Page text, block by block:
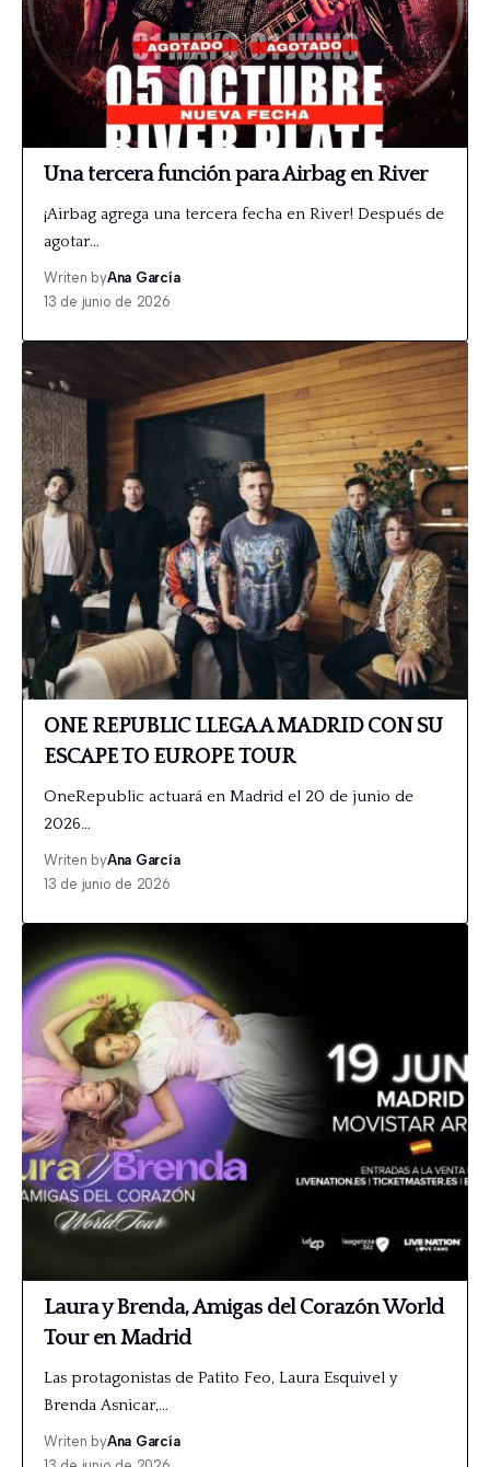
Una tercera función para Airbag en River
¡Airbag agrega una tercera fecha en River! Después de
agotar…
Writen byAna García
13 de junio de 2026
ONE REPUBLIC LLEGA A MADRID CON SU
ESCAPE TO EUROPE TOUR
OneRepublic actuará en Madrid el 20 de junio de
2026…
Writen byAna García
13 de junio de 2026
Laura y Brenda, Amigas del Corazón World
Tour en Madrid
Las protagonistas de Patito Feo, Laura Esquivel y
Brenda Asnicar,…
Writen byAna García